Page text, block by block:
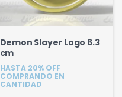
Demon Slayer Logo 6.3
cm
HASTA 20% OFF
COMPRANDO EN
CANTIDAD